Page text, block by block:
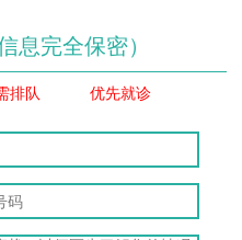
息完全保密）
排队 优先就诊